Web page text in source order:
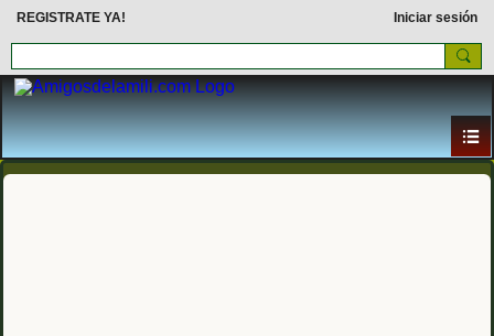
REGISTRATE YA! Iniciar sesión